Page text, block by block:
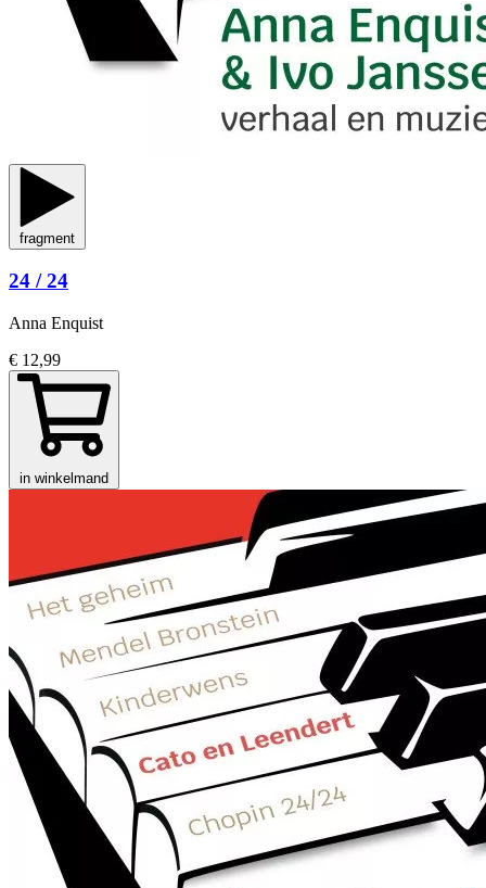
fragment
24 / 24
Anna Enquist
€ 12,99
in winkelmand